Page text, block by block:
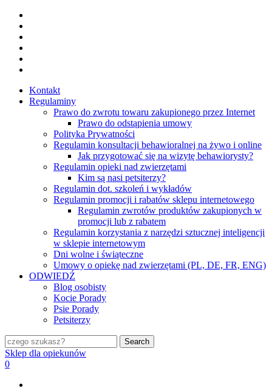
Skip
main
content
Kontakt
Regulaminy
Prawo do zwrotu towaru zakupionego przez Internet
Prawo do odstąpienia umowy
Polityka Prywatności
Regulamin konsultacji behawioralnej na żywo i online
Jak przygotować się na wizytę behawiorysty?
Regulamin opieki nad zwierzętami
Kim są nasi petsiterzy?
Regulamin dot. szkoleń i wykładów
Regulamin promocji i rabatów sklepu internetowego
Regulamin zwrotów produktów zakupionych w
promocji lub z rabatem
Regulamin korzystania z narzędzi sztucznej inteligencji
w sklepie internetowym
Dni wolne i świąteczne
Umowy o opiekę nad zwierzętami (PL, DE, FR, ENG)
ODWIEDŹ
Blog osobisty
Kocie Porady
Psie Porady
Petsiterzy
Search
Close
Search
Sklep dla opiekunów
search
0